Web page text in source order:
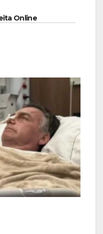
Online